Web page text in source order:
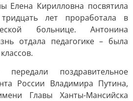
Елена Кирилловна посвятила
лет проработала в
больнице. Антонина
отдала педагогике – была
поздравительное
России Владимира Путина,
Главы Ханты-Мансийска